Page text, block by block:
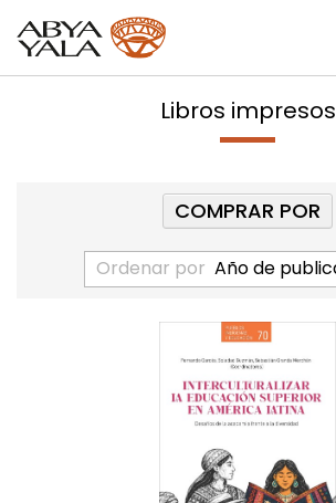
Libros impresos
Ordenar por
COMPRAR POR